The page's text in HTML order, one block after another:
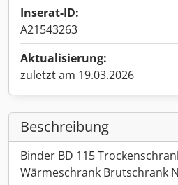
Inserat-ID:
A21543263
Aktualisierung:
zuletzt am 19.03.2026
Beschreibung
Binder BD 115
Wärmeschrank Brutschrank